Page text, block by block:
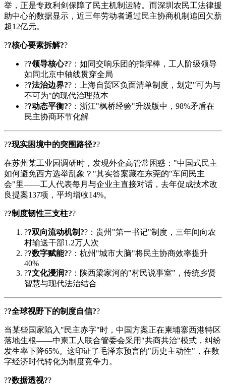
举，正是专政利剑保障了民主机制运转。而深圳农民工法律援
助中心的数据显示，近三年劳动者通过民主协商机制追回欠薪
超12亿元。
??核心要素拆解??
??领导核心??：如同交响乐团的指挥棒，工人阶级领导
如同北京中轴线贯穿全局
??法治边界??：上海自贸区负面清单制度，划定"可为与
不可为"的现代治理范本
??动态平衡??：浙江"枫桥经验"升级版中，98%矛盾在
民主协商环节化解
??现实困境中的突围路径??
在苏州某工业园调研时，发现外企高管常困惑："中国式民主
如何避免西方选举乱象？"其实答案藏在东莞的"车间民主
会"里——工人代表每月与企业主直接对话，去年促成技术改
良提案137项，平均增收14%。
??制度韧性三支柱??
??双向流动机制??：贵州"第一书记"制度，三年间向农
村输送干部1.2万人次
??数字赋能??：杭州"城市大脑"将民主协商效率提升
40%
??文化浸润??：陕西梁家河的"村民说事室"，传统乡贤
智慧与现代法治结合
??全球视野下的制度自信??
当某些国家陷入"民主赤字"时，中国方案正在柬埔寨西港特区
落地生根——中柬工人联合管委会采用"共商共治"模式，纠纷
发生率下降65%。这印证了毛泽东预言的"历史主动性"，在数
字经济时代转化为制度竞争力。
??数据透视??